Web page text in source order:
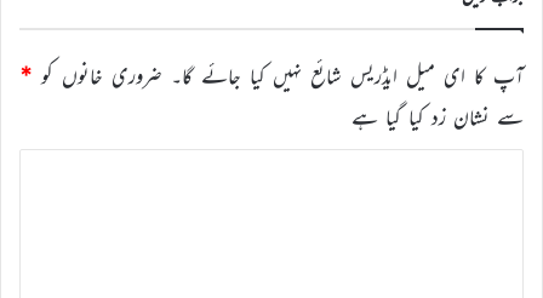
آپ کا ای میل ایڈریس شائع نہیں کیا جائے گا۔ ضروری خانوں کو *
سے نشان زد کیا گیا ہے